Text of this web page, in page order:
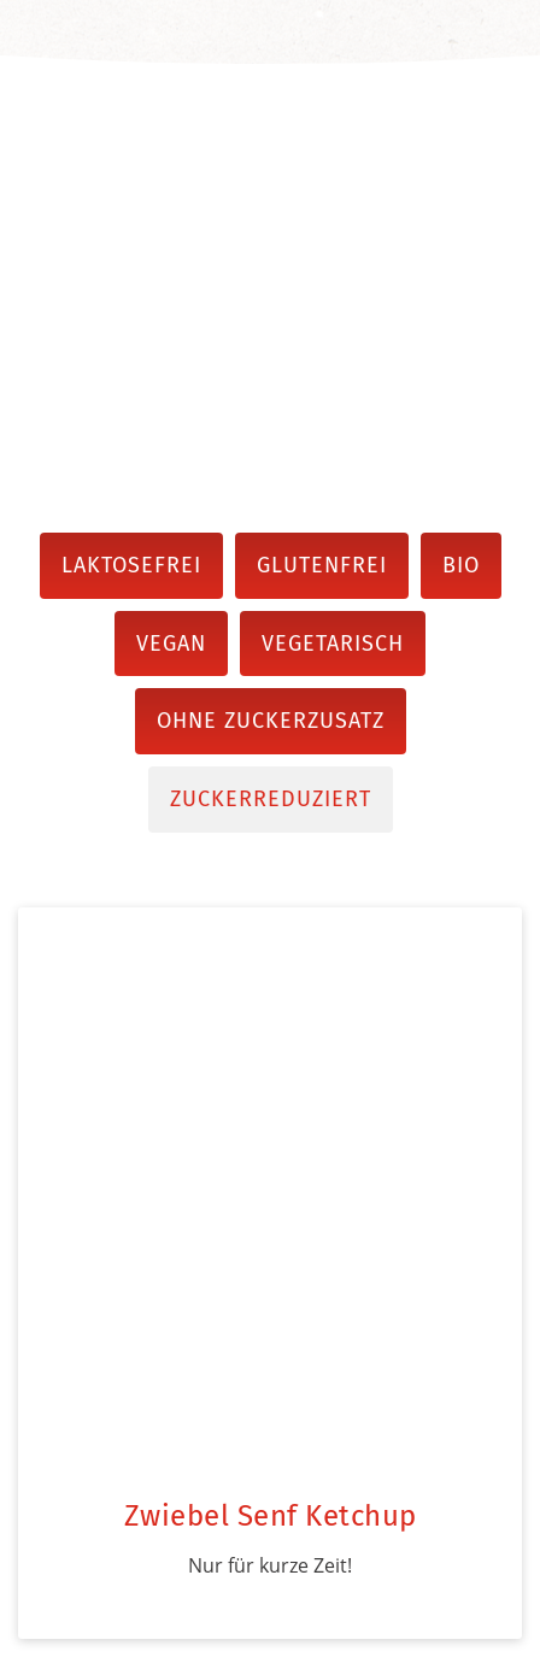
LAKTOSEFREI GLUTENFREI BIO
VEGAN VEGETARISCH
OHNE ZUCKERZUSATZ
ZUCKERREDUZIERT
Zwiebel Senf Ketchup
Nur für kurze Zeit!